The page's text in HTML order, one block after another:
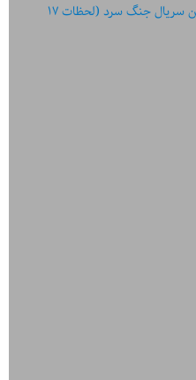
قطعه جاده‌ها: موسیقی متن سریال جنگ سرد (لحظات ۱۷